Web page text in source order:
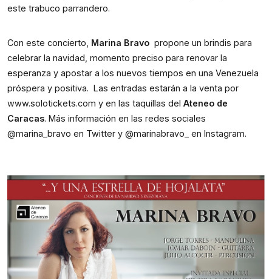
este trabuco parrandero.
Con este concierto, Marina Bravo propone un brindis para
celebrar la navidad, momento preciso para renovar la
esperanza y apostar a los nuevos tiempos en una Venezuela
www.solotickets.com y en las taquillas del Ateneo de
Caracas. Más información en las redes sociales
@marina_bravo en Twitter y @marinabravo_ en Instagram.